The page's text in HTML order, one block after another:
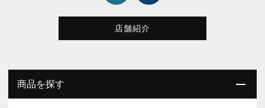
店舗紹介
商品を探す